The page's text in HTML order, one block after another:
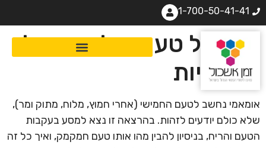
1-700-50-41-41
יפן: על טעם, על ריח ועל
מנטליות
אומאמי נחשב לטעם החמישי (אחרי חמוץ, מלוח, מתוק ומר),
שלא כולם יודעים לזהות. בהרצאה זו נצא למסע בעקבות
הטעם והריח, בניסיון להבין מהו אותו טעם חמקמק, ואיך כל זה